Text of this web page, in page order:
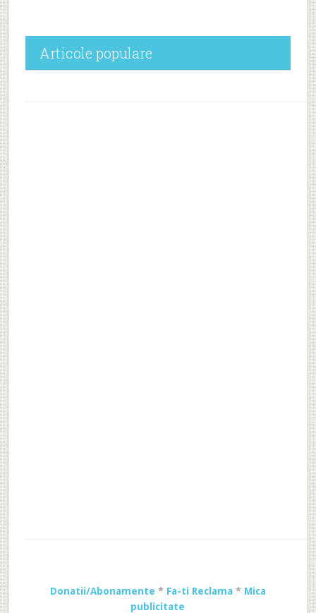
Articole populare
Donatii/Abonamente * Fa-ti Reclama * Mica
publicitate